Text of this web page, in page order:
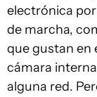
electrónica
de marcha,
que gustan en
cámara
alguna red.